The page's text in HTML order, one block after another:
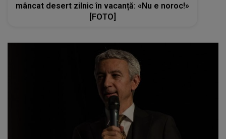
mâncat desert zilnic în vacanță: «Nu e noroc!»
[FOTO]